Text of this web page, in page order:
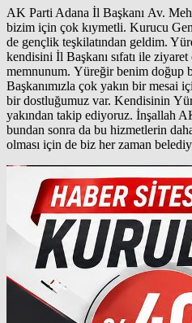
AK Parti Adana İl Başkanı Av.
bizim için çok kıymetli. Kurucu
de gençlik teşkilatından geldim.
kendisini İl Başkanı sıfatı ile
memnunum. Yüreğir benim doğup
Başkanımızla çok yakın bir mesai
bir dostluğumuz var. Kendisinin
yakından takip ediyoruz. İnşallah
bundan sonra da bu hizmetlerin
olması için de biz her zaman